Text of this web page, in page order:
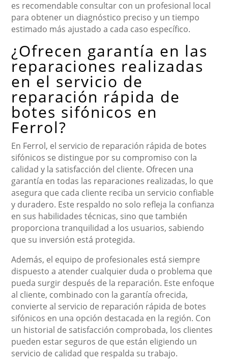
es recomendable consultar con un profesional local
para obtener un diagnóstico preciso y un tiempo
estimado más ajustado a cada caso específico.
¿Ofrecen garantía en las
reparaciones realizadas
en el servicio de
reparación rápida de
botes sifónicos en
Ferrol?
En Ferrol, el servicio de reparación rápida de botes
sifónicos se distingue por su compromiso con la
calidad y la satisfacción del cliente. Ofrecen una
garantía en todas las reparaciones realizadas, lo que
asegura que cada cliente reciba un servicio confiable
y duradero. Este respaldo no solo refleja la confianza
en sus habilidades técnicas, sino que también
proporciona tranquilidad a los usuarios, sabiendo
que su inversión está protegida.
Además, el equipo de profesionales está siempre
dispuesto a atender cualquier duda o problema que
pueda surgir después de la reparación. Este enfoque
al cliente, combinado con la garantía ofrecida,
convierte al servicio de reparación rápida de botes
sifónicos en una opción destacada en la región. Con
un historial de satisfacción comprobada, los clientes
pueden estar seguros de que están eligiendo un
servicio de calidad que respalda su trabajo.